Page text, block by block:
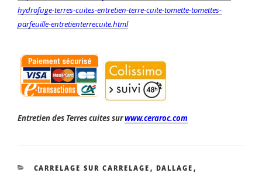
hydrofuge-terres-cuites-entretien-terre-cuite-tomette-tomettes-
parfeuille-entretienterrecuite.html
Entretien des Terres cuites surwww.ceraroc.com
CATÉGORIES
CARRELAGE SUR CARRELAGE , DALLAGE ,